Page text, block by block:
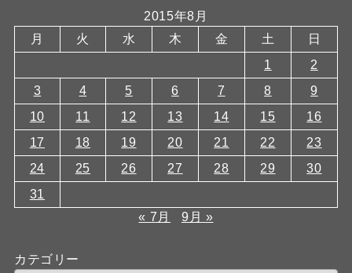
2015年8月
月
火 水 木 金 土
日
1
2
3
4 5 6 7 8
9
10
11 12 13 14 15
16
17
18 19 20 21 22
23
24
25 26 27 28 29
30
31
« 7月
9月 »
カテゴリー